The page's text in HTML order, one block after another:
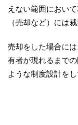
えない範囲におい
（売却など）には
売却をした場合に
有者が現れるまで
ような制度設計をし